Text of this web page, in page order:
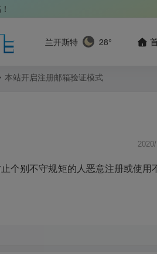
兰开斯特 28°
本站开启注册邮箱验证模式
个别不守规矩的人恶意注册或使